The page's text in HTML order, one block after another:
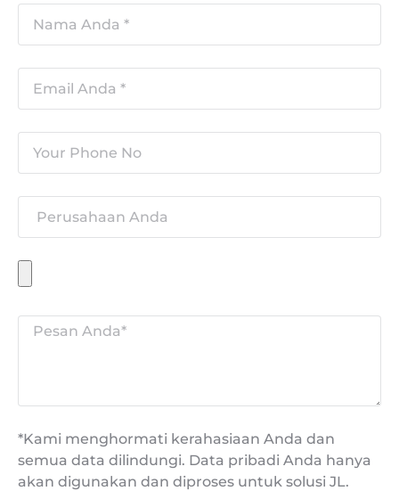
*Kami menghormati kerahasiaan Anda dan
semua data dilindungi. Data pribadi Anda hanya
akan digunakan dan diproses untuk solusi JL.